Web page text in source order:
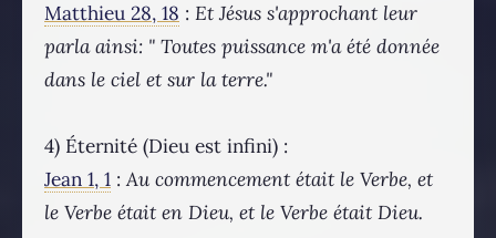
Matthieu 28, 18 : Et Jésus s'approchant leur
parla ainsi: " Toutes puissance m'a été donnée
dans le ciel et sur la terre."
4) Éternité (Dieu est infini) :
Jean 1, 1 :Au commencement était le Verbe, et
le Verbe était en Dieu, et le Verbe était Dieu.